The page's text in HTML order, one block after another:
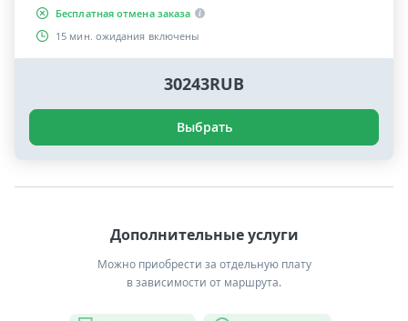
Бесплатная отмена заказа
15 мин. ожидания включены
30243RUB
Выбрать
Дополнительные услуги
Можно приобрести за отдельную плату
в зависимости от маршрута.